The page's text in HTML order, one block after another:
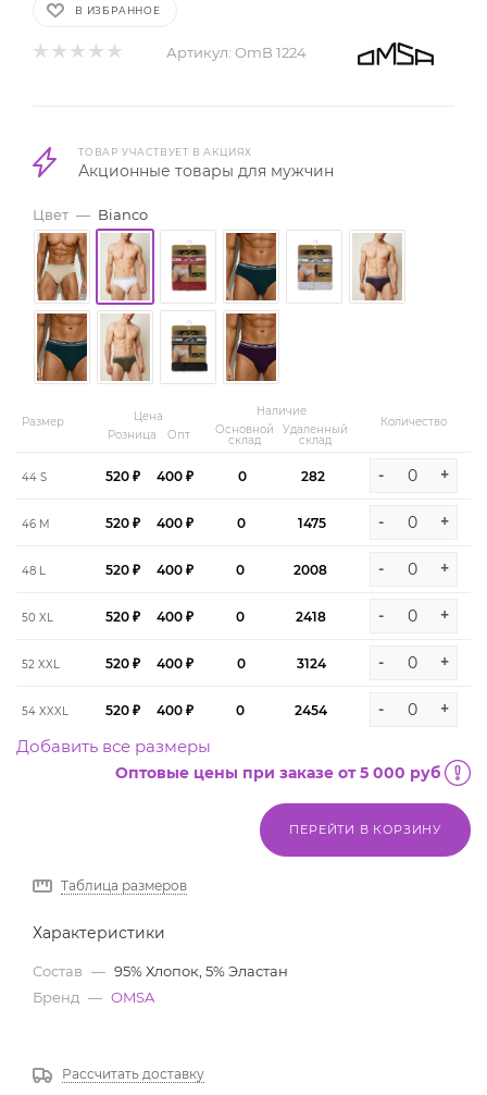
В ИЗБРАННОЕ
Артикул: OmB 1224
ТОВАР УЧАСТВУЕТ В АКЦИЯХ
Акционные товары для мужчин
Цвет — Bianco
Размер
Цена
Розница
Опт
Наличие
Основной
склад
Удаленный
склад
Количество
44 S 520 ₽ 400 ₽ 0 282 - +
46 M 520 ₽ 400 ₽ 0 1475 - +
48 L 520 ₽ 400 ₽ 0 2008 - +
50 XL 520 ₽ 400 ₽ 0 2418 - +
52 XXL 520 ₽ 400 ₽ 0 3124 - +
54 XXXL 520 ₽ 400 ₽ 0 2454 - +
Добавить все размеры
Оптовые цены при заказе от 5 000 руб
ПЕРЕЙТИ В КОРЗИНУ
Таблица размеров
Характеристики
Состав — 95% Хлопок, 5% Эластан
Бренд — OMSA
Рассчитать доставку